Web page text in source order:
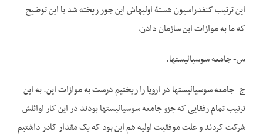
این ترتیب کنفدراسیون هستۀ اولیه­اش این جور ریخته شد با این توضیح
که ما به موازات این سازمان دادن،
س- جامعه سوسیالیست­ها.
ج- جامعه سوسیالیست­ها در اروپا را ریختیم درست به موازات این. به این
ترتیب تمام رفقایی که جزو جامعه سوسیالیست­ها بودند در این کار اوائلش
شرکت کردند و علت موفقیت اولیه هم این بود که یک مقدار کادر داشتیم